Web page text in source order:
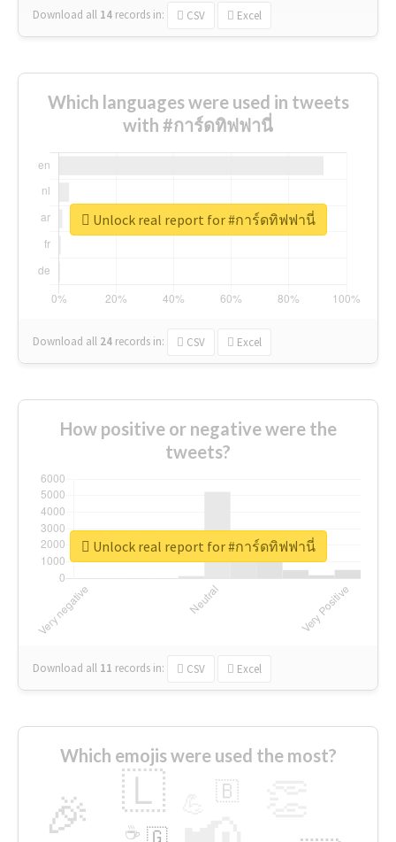
Download all 14 records in: CSV Excel
Which languages were used in tweets
with #การ์ดทิฟฟานี่
Download all 24 records in: CSV Excel
Unlock real report for #การ์ดทิฟฟานี่
How positive or negative were the
tweets?
Download all 11 records in: CSV Excel
Unlock real report for #การ์ดทิฟฟานี่
Which emojis were used the most?
🎉 🇱 🇧
🇬
☕